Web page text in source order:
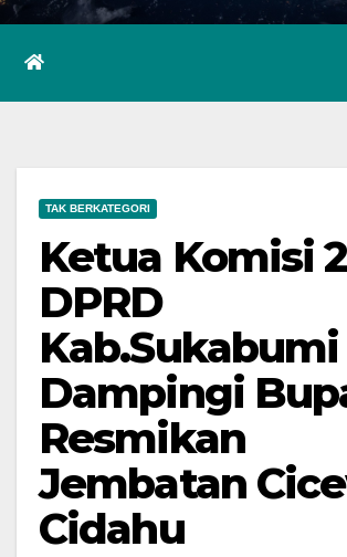
TAK BERKATEGORI
Ketua Komisi 2
DPRD
Kab.Sukabumi
Dampingi
Resmikan
Jembatan
Cidahu